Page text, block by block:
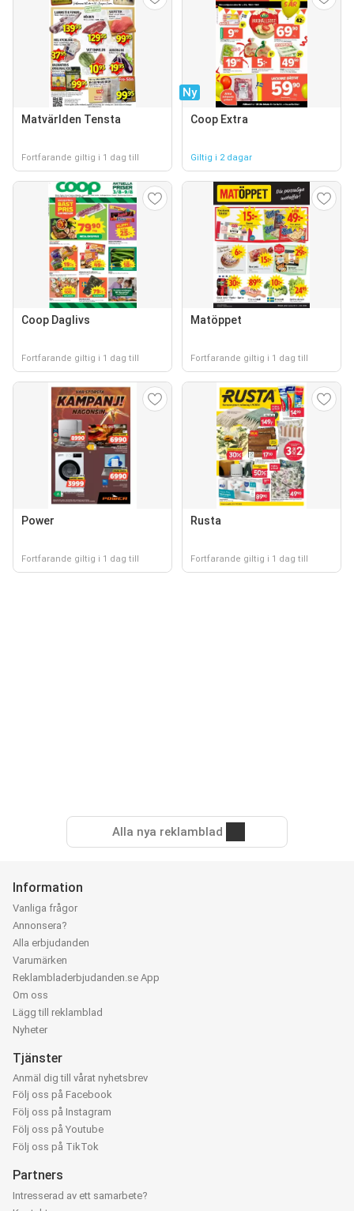
Matvärlden Tensta
Fortfarande giltig i 1 dag till
Ny
Coop Extra
Giltig i 2 dagar
Coop Daglivs
Fortfarande giltig i 1 dag till
Matöppet
Fortfarande giltig i 1 dag till
Power
Fortfarande giltig i 1 dag till
Rusta
Fortfarande giltig i 1 dag till
Alla nya reklamblad
Information
Vanliga frågor
Annonsera?
Alla erbjudanden
Varumärken
Reklambladerbjudanden.se App
Om oss
Lägg till reklamblad
Nyheter
Tjänster
Anmäl dig till vårat nyhetsbrev
Följ oss på Facebook
Följ oss på Instagram
Följ oss på Youtube
Följ oss på TikTok
Partners
Intresserad av ett samarbete?